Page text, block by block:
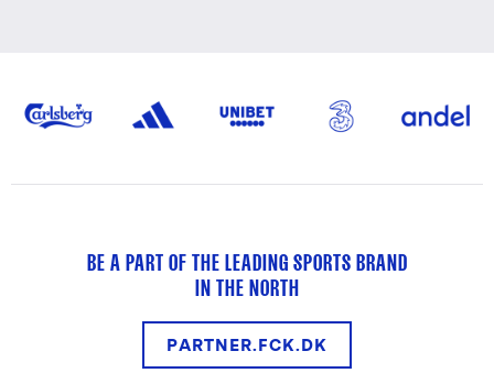
BE A PART OF THE LEADING SPORTS BRAND
IN THE NORTH
PARTNER.FCK.DK